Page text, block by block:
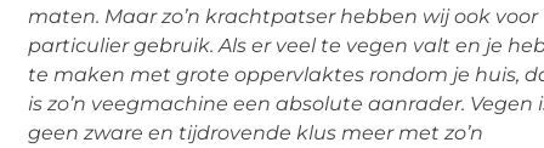
maten. Maar zo’n krachtpatser hebben wij ook voor
particulier gebruik. Als er veel te vegen valt en je
te maken met grote oppervlaktes rondom je huis,
is zo’n veegmachine een absolute aanrader. Vegen
geen zware en tijdrovende klus meer met zo’n